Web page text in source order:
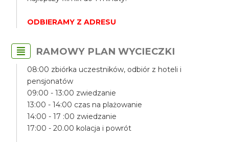
ODBIERAMY Z ADRESU
RAMOWY PLAN WYCIECZKI
08:00 zbiórka uczestników, odbiór z hoteli i
pensjonatów
09:00 - 13:00 zwiedzanie
13:00 - 14:00 czas na plażowanie
14:00 - 17 :00 zwiedzanie
17:00 - 20.00 kolacja i powrót